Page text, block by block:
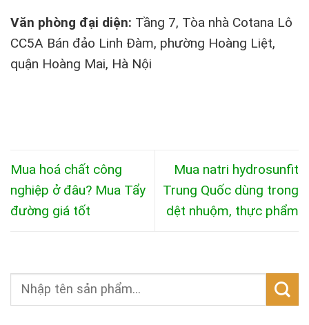
Văn phòng đại diện: Tầng 7, Tòa nhà Cotana Lô
CC5A Bán đảo Linh Đàm, phường Hoàng Liệt,
quận Hoàng Mai, Hà Nội
Mua hoá chất công
nghiệp ở đâu? Mua Tẩy
đường giá tốt
Mua natri hydrosunfit
Trung Quốc dùng trong
dệt nhuộm, thực phẩm